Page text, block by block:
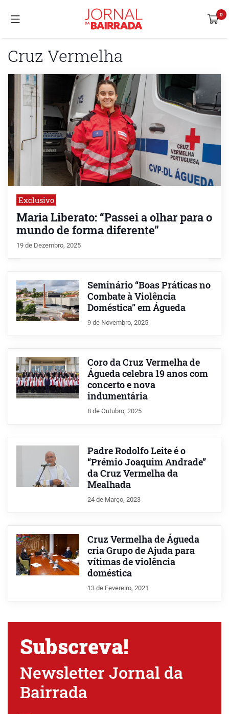
Cruz Vermelha
Exclusivo
Maria Liberato: “Passei a olhar para o
mundo de forma diferente”
19 de Dezembro, 2025
Seminário “Boas Práticas no
Combate à Violência
Doméstica” em Águeda
9 de Novembro, 2025
Coro da Cruz Vermelha de
Águeda celebra 19 anos com
concerto e nova
indumentária
8 de Outubro, 2025
Padre Rodolfo Leite é o
“Prémio Joaquim Andrade”
da Cruz Vermelha da
Mealhada
24 de Março, 2023
Cruz Vermelha de Águeda
cria Grupo de Ajuda para
vítimas de violência
doméstica
13 de Fevereiro, 2021
Subscreva!
Newsletter Jornal da
Bairrada